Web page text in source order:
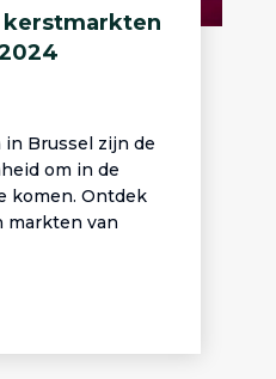
kerstmarkten
Brussel zijn de
om in de
komen. Ontdek
markten van